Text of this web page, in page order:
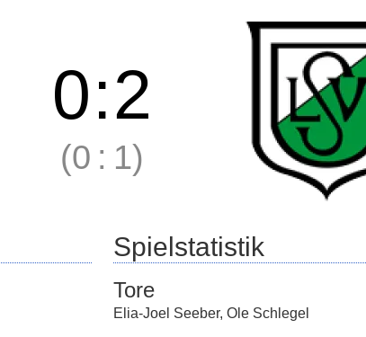
0:2
(0 : 1)
Spielstatistik
Tore
Elia-Joel Seeber, Ole Schlegel